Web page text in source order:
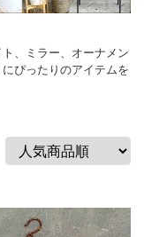
、ミラー、オーナメン
ぴったりのアイテムを